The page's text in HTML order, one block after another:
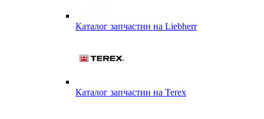
Каталог запчастин на Liebherr
Каталог запчастин на Terex